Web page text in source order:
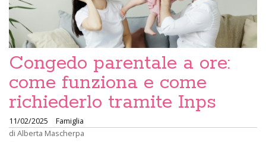
Congedo parentale a ore:
come funziona e come
richiederlo tramite Inps
11/02/2025
Famiglia
di Alberta Mascherpa